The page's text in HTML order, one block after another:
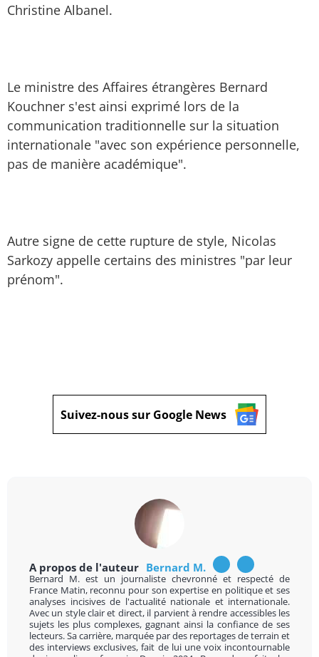
Christine Albanel.
Le ministre des Affaires étrangères Bernard
Kouchner s'est ainsi exprimé lors de la
communication traditionnelle sur la situation
internationale "avec son expérience personnelle,
pas de manière académique".
Autre signe de cette rupture de style, Nicolas
Sarkozy appelle certains des ministres "par leur
prénom".
Suivez-nous sur Google News
A propos de l'auteur Bernard M.
Bernard M. est un journaliste chevronné et respecté de
France Matin, reconnu pour son expertise en politique et ses
analyses incisives de l'actualité nationale et internationale.
Avec un style clair et direct, il parvient à rendre accessibles les
sujets les plus complexes, gagnant ainsi la confiance de ses
lecteurs. Sa carrière, marquée par des reportages de terrain et
des interviews exclusives, fait de lui une voix incontournable